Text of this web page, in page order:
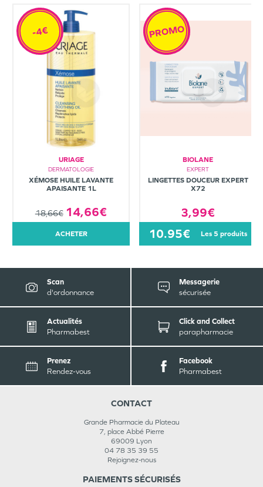
URIAGE
DERMATOLOGIE
XÉMOSE HUILE LAVANTE
APAISANTE 1L
18,66€ 14,66€
-4€
ACHETER
BIOLANE
EXPERT
LINGETTES DOUCEUR EXPERT
X72
3,99€
PROMO
10.95€ les 5 produits
Scan
d'ordonnance
Messagerie
sécurisée
Actualités
Pharmabest
Click and Collect
parapharmacie
Prenez
Rendez-vous
Facebook
Pharmabest
CONTACT
Grande Pharmacie du Plateau
7, place Abbé Pierre
69009 Lyon
04 78 35 39 55
Rejoignez-nous
PAIEMENTS SÉCURISÉS